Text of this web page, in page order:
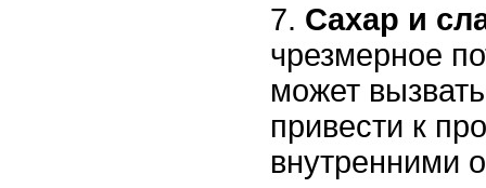
7. Сахар и
чрезмерное
может
привести к
внутренними